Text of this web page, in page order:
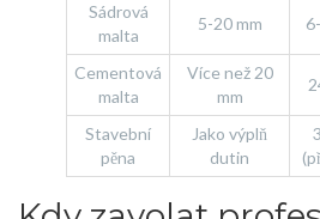
Sádrová
malta
5-20 mm
Cementová
malta
Více než 20
mm
Stavební
pěna
Jako výplň
dutin